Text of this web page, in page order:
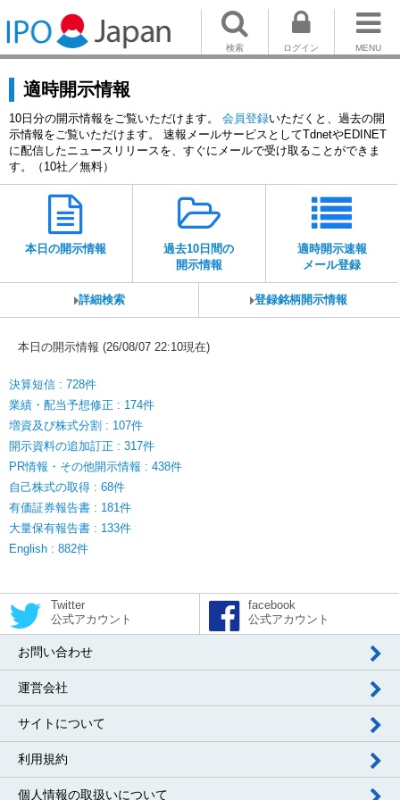
MENU
ログイン
検索
適時開示情報
10日分の開示情報をご覧いただけます。 会員登録いただくと、過去の開
示情報をご覧いただけます。 速報メールサービスとしてTdnetやEDINET
に配信したニュースリリースを、すぐにメールで受け取ることができま
す。（10社／無料）
本日の開示情報
過去10日間の
開示情報
適時開示速報
メール登録
詳細検索 登録銘柄開示情報
本日の開示情報 (26/08/07 22:10現在)
決算短信 : 728件
業績・配当予想修正 : 174件
増資及び株式分割 : 107件
開示資料の追加訂正 : 317件
PR情報・その他開示情報 : 438件
自己株式の取得 : 68件
有価証券報告書 : 181件
大量保有報告書 : 133件
English : 882件
Twitter
公式アカウント
facebook
公式アカウント
お問い合わせ
運営会社
サイトについて
利用規約
個人情報の取扱いについて